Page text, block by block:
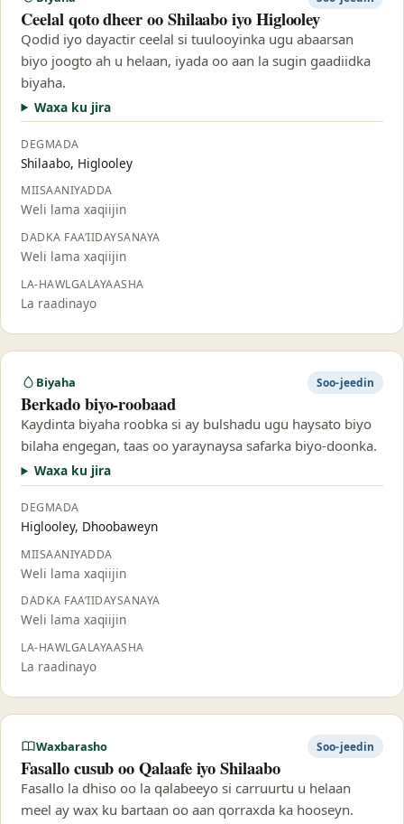
Ceelal qoto dheer oo Shilaabo iyo Higlooley
Qodid iyo dayactir ceelal si tuulooyinka ugu abaarsan
biyo joogto ah u helaan, iyada oo aan la sugin gaadiidka
biyaha.
Waxa ku jira
DEGMADA
Shilaabo, Higlooley
MIISAANIYADDA
Weli lama xaqiijin
DADKA FAA’IIDAYSANAYA
Weli lama xaqiijin
LA-HAWLGALAYAASHA
La raadinayo
Biyaha Soo-jeedin
Berkado biyo-roobaad
Kaydinta biyaha roobka si ay bulshadu ugu haysato biyo
bilaha engegan, taas oo yaraynaysa safarka biyo-doonka.
Waxa ku jira
DEGMADA
Higlooley, Dhoobaweyn
MIISAANIYADDA
Weli lama xaqiijin
DADKA FAA’IIDAYSANAYA
Weli lama xaqiijin
LA-HAWLGALAYAASHA
La raadinayo
Waxbarasho Soo-jeedin
Fasallo cusub oo Qalaafe iyo Shilaabo
Fasallo la dhiso oo la qalabeeyo si carruurtu u helaan
meel ay wax ku bartaan oo aan qorraxda ka hooseyn.